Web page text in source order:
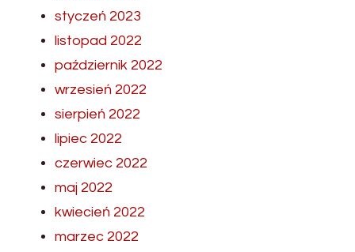
styczeń 2023
listopad 2022
październik 2022
wrzesień 2022
sierpień 2022
lipiec 2022
czerwiec 2022
maj 2022
kwiecień 2022
marzec 2022